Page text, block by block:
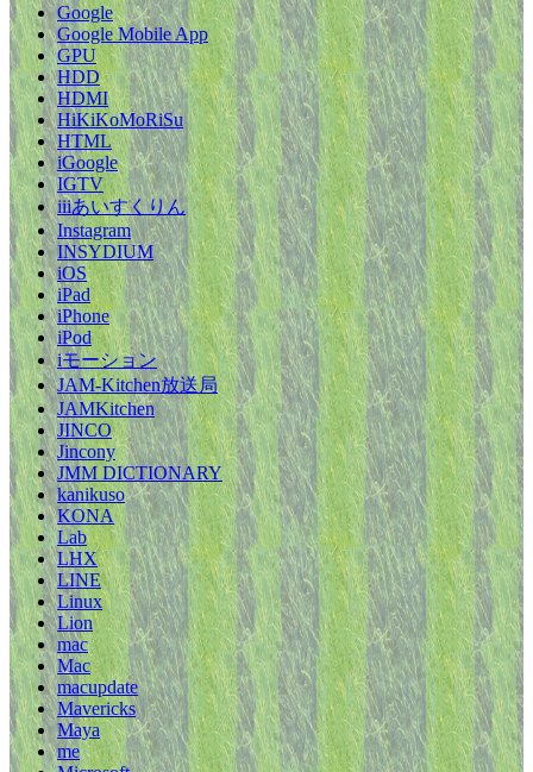
Google
Google Mobile App
GPU
HDD
HDMI
HiKiKoMoRiSu
HTML
iGoogle
IGTV
iiiあいすくりん
Instagram
INSYDIUM
iOS
iPad
iPhone
iPod
iモーション
JAM-Kitchen放送局
JAMKitchen
JINCO
Jincony
JMM DICTIONARY
kanikuso
KONA
Lab
LHX
LINE
Linux
Lion
mac
Mac
macupdate
Mavericks
Maya
me